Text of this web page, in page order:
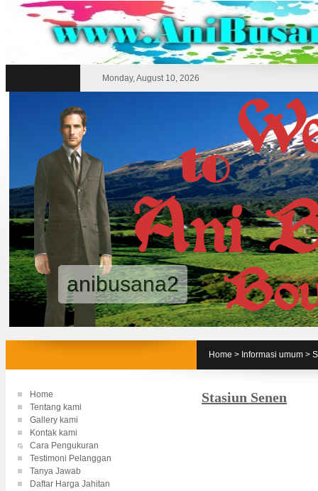
Monday, August 10, 2026
Home > Informasi umum >
Home
Tentang kami
Gallery kami
Kontak kami
Cara Pengukuran
Testimoni Pelanggan
Tanya Jawab
Daftar Harga Jahitan
Stasiun Senen